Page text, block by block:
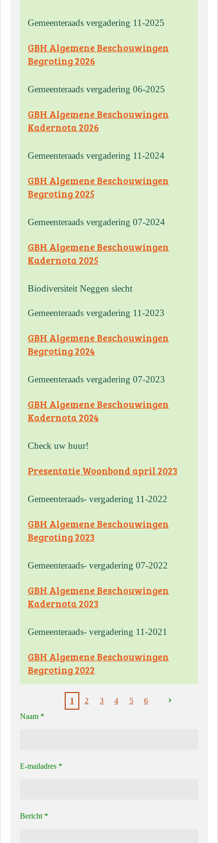
Gemeenteraads vergadering 11-2025
GBH Algemene Beschouwingen
Begroting 2026
Gemeenteraads vergadering 06-2025
GBH Algemene Beschouwingen
Kadernota 2026
Gemeenteraads vergadering 11-2024
GBH Algemene Beschouwingen
Begroting 2025
Gemeenteraads vergadering 07-2024
GBH Algemene Beschouwingen
Kadernota 2025
Biodiversiteit Neggen slecht
Gemeenteraads vergadering 11-2023
GBH Algemene Beschouwingen
Begroting 2024
Gemeenteraads vergadering 07-2023
GBH Algemene Beschouwingen
Kadernota 2024
Check uw huur!
Presentatie Woonbond april 2023
Gemeenteraads- vergadering 11-2022
GBH Algemene Beschouwingen
Begroting 2023
Gemeenteraads- vergadering 07-2022
GBH Algemene Beschouwingen
Kadernota 2023
Gemeenteraads- vergadering 11-2021
GBH Algemene Beschouwingen
Begroting 2022
1 2 3 4 5
6
Naam *
E-mailadres *
Bericht *